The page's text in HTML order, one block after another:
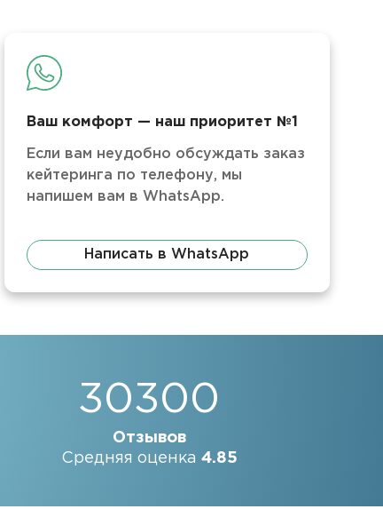
Ваш комфорт — наш приоритет №1
Если вам неудобно обсуждать заказ
кейтеринга по телефону, мы
напишем вам в WhatsApp.
Написать в WhatsApp
30300
Отзывов
Средняя оценка 4.85